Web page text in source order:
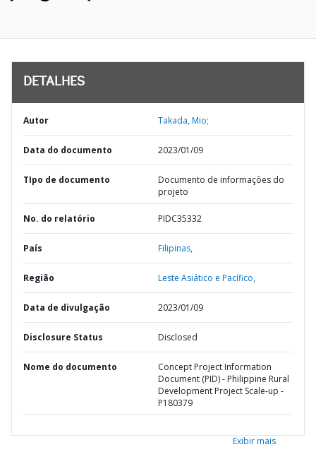
DETALHES
Autor Takada, Mio;
Data do documento 2023/01/09
TIpo de documento
Documento de informações do
projeto
No. do relatório PIDC35332
País Filipinas,
Região Leste Asiático e Pacífico,
Data de divulgação 2023/01/09
Disclosure Status Disclosed
Nome do documento
Concept Project Information
Document (PID) - Philippine Rural
Development Project Scale-up -
P180379
Exibir mais